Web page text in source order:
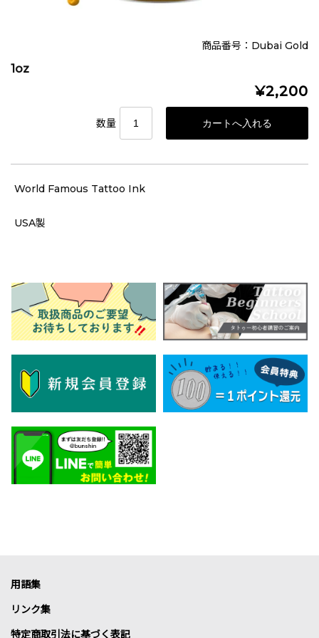
商品番号：Dubai Gold
1oz
¥2,200
数量
World Famous Tattoo Ink
USA製
用語集
リンク集
特定商取引法に基づく表記